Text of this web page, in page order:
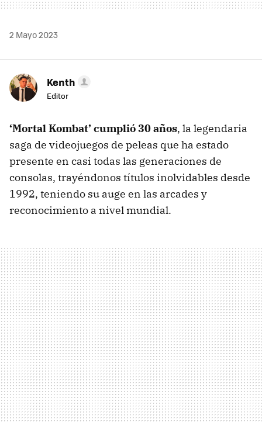
2 Mayo 2023
Kenth
Editor
‘Mortal Kombat’ cumplió 30 años, la legendaria
saga de videojuegos de peleas que ha estado
presente en casi todas las generaciones de
consolas, trayéndonos títulos inolvidables desde
1992, teniendo su auge en las arcades y
reconocimiento a nivel mundial.